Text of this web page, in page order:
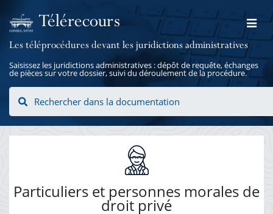
Télérecours
Les téléprocédures devant les juridictions administratives
Saisissez les juridictions administratives : dépôt de requête, échanges
de pièces sur votre dossier, suivi du déroulement de la procédure.
Rechercher dans la documentation
Particuliers et personnes morales de
droit privé